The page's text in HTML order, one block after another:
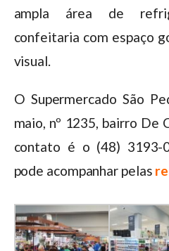
ampla área de
confeitaria com espaço
visual.
O Supermercado São
maio, nº 1235, bairro De
contato é o (48) 3193-
pode acompanhar pelas